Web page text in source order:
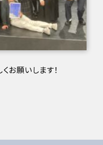
お願いします！